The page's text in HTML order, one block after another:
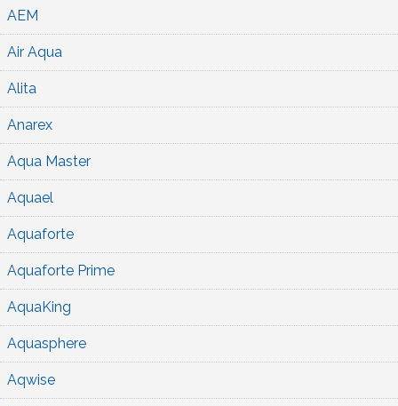
AEM
Air Aqua
Alita
Anarex
Aqua Master
Aquael
Aquaforte
Aquaforte Prime
AquaKing
Aquasphere
Aqwise